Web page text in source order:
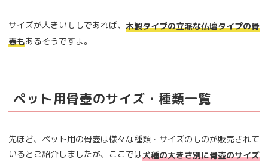
サイズが大きいももであれば、 木製タイプの立派な仏壇タイプの骨
壺もあるそうですよ。
ペット用骨壺のサイズ・種類一覧
先ほど、ペット用の骨壺は様々な種類・サイズのものが販売されて
いるとご紹介しましたが、ここでは犬種の大きさ別に骨壺のサイズ